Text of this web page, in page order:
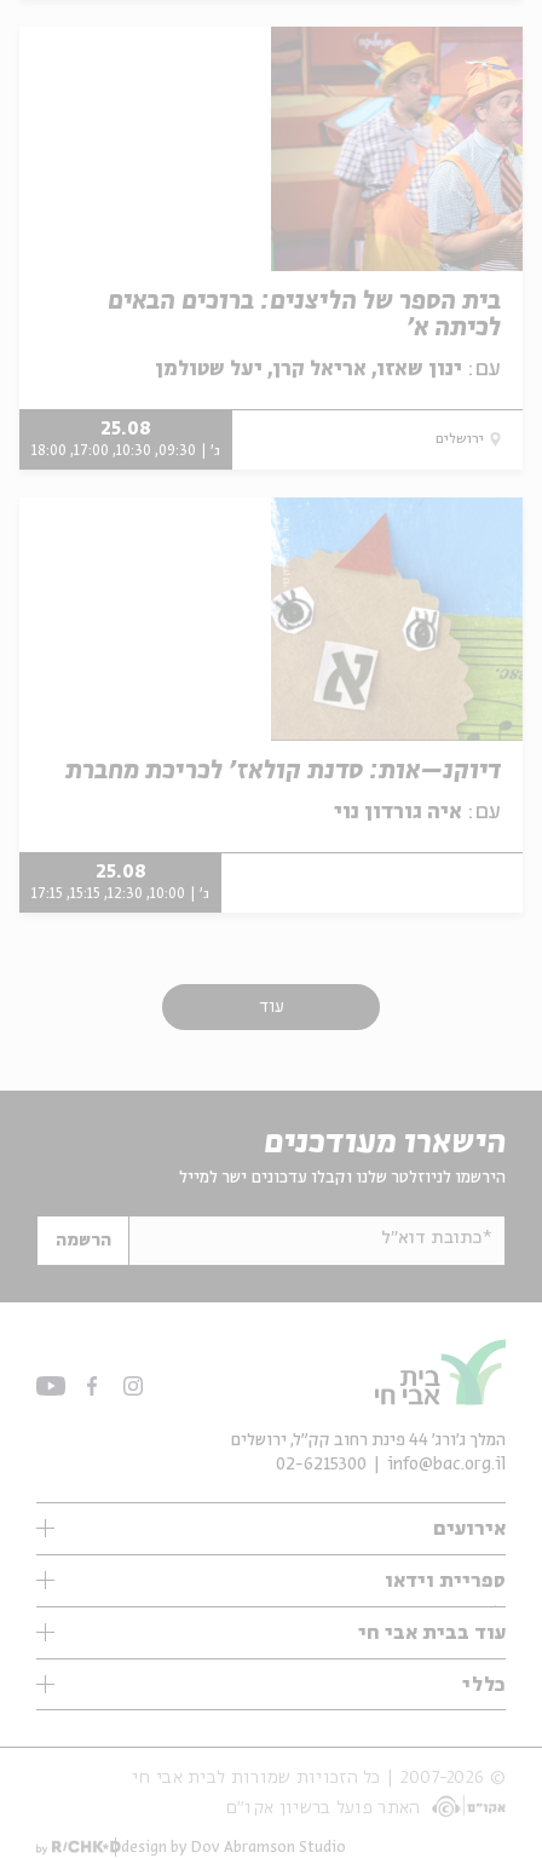
בית הספר של הליצנים: ברוכים הבאים
לכיתה א'
עם: ינון שאזו, אריאל קרן, יעל שטולמן
ירושלים
25.08
ג' | 09:30, 10:30, 17:00, 18:00
דיוקנ–אות: סדנת קולאז' לכריכת מחברת
עם: איה גורדון נוי
25.08
ג' | 10:00, 12:30, 15:15, 17:15
עוד
הישארו מעודכנים
הירשמו לניוזלטר שלנו וקבלו עדכונים ישר למייל
*כתובת דוא"ל הרשמה
אירועים
אנגלית
נוער
סדרות
אירועי עבר
אירועים בירושלים
ספריית וידאו
עיון
מיוחדים
עוד בבית אבי חי
כללי
אודות
הצהרת נגישות
תנאי שימוש והצהרת פרטיות
המלך ג'ורג' 44 פינת רחוב קק״ל, ירושלים
info@bac.org.il
02-6215300
© 2007-2026 | כל הזכויות שמורות לבית אבי חי
האתר פועל ברשיון אקו״ם
design by Dov Abramson Studio